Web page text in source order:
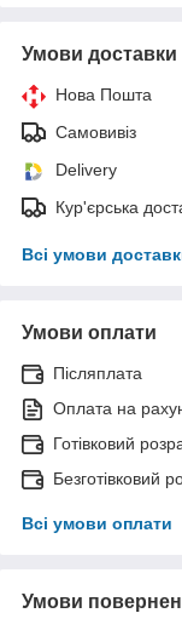
Умови доставки
Нова Пошта
Самовивіз
Delivery
Кур'єрська
Всі умови
Умови оплати
Післяплата
Оплата на
Готівковий
Безготівковий
Всі умови оплати
Умови